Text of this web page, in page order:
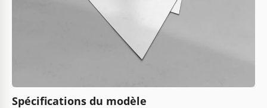
Spécifications du modèle